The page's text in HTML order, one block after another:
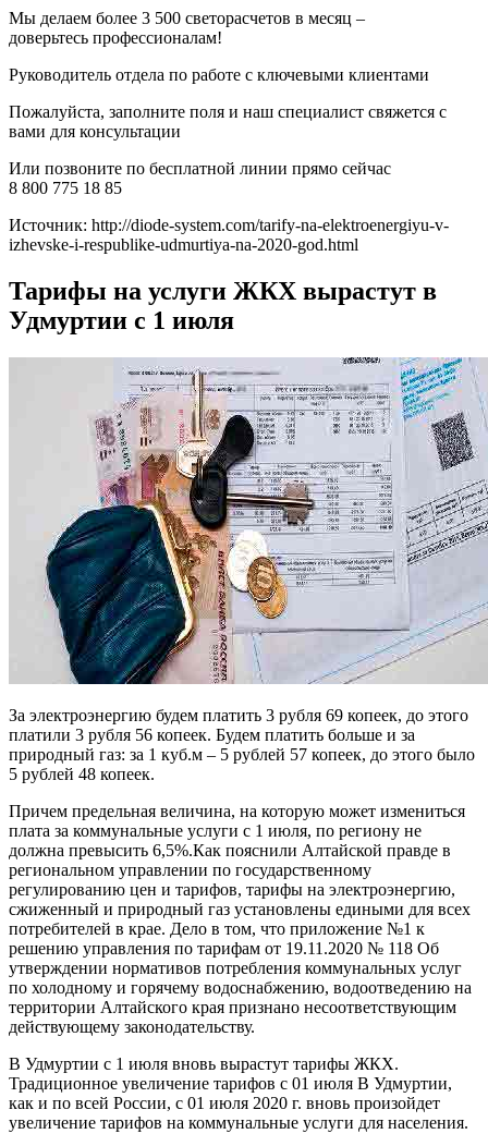
Мы делаем более 3 500 светорасчетов в месяц –
доверьтесь профессионалам!
Руководитель отдела по работе с ключевыми клиентами
Пожалуйста, заполните поля и наш специалист свяжется с
вами для консультации
Или позвоните по бесплатной линии прямо сейчас
8 800 775 18 85
Источник: http://diode-system.com/tarify-na-elektroenergiyu-v-
izhevske-i-respublike-udmurtiya-na-2020-god.html
Тарифы на услуги ЖКХ вырастут в
Удмуртии с 1 июля
За электроэнергию будем платить 3 рубля 69 копеек, до этого
платили 3 рубля 56 копеек. Будем платить больше и за
природный газ: за 1 куб.м – 5 рублей 57 копеек, до этого было
5 рублей 48 копеек.
Причем предельная величина, на которую может измениться
плата за коммунальные услуги с 1 июля, по региону не
должна превысить 6,5%.Как пояснили Алтайской правде в
региональном управлении по государственному
регулированию цен и тарифов, тарифы на электроэнергию,
сжиженный и природный газ установлены едиными для всех
потребителей в крае. Дело в том, что приложение №1 к
решению управления по тарифам от 19.11.2020 № 118 Об
утверждении нормативов потребления коммунальных услуг
по холодному и горячему водоснабжению, водоотведению на
территории Алтайского края признано несоответствующим
действующему законодательству.
В Удмуртии с 1 июля вновь вырастут тарифы ЖКХ.
Традиционное увеличение тарифов с 01 июля В Удмуртии,
как и по всей России, с 01 июля 2020 г. вновь произойдет
увеличение тарифов на коммунальные услуги для населения.